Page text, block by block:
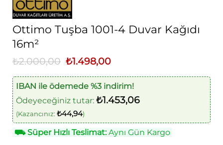
Ottimo Tuşba 1001-4 Duvar Kağıdı
16m²
₺2.000,00 Orijinal
fiyat:
₺2.000,00.
₺1.498,00Şu
fiyat:
₺1.498,00.
IBAN ile ödemede %3 indirim!
Ödeyeceğiniz tutar: ₺1.453,06
(Kazancınız: ₺44,94)
⛟Süper Hızlı Teslimat:Aynı Gün Kargo